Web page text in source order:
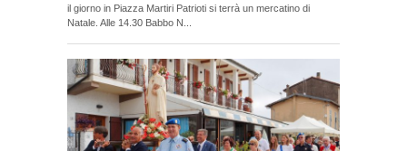
il giorno in Piazza Martiri Patrioti si terrà un mercatino di
Natale. Alle 14.30 Babbo N...